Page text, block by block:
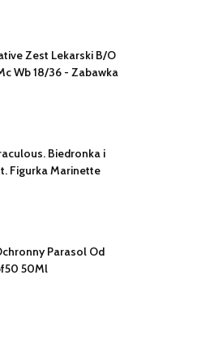
Zest Lekarski B/O
Wb 18/36 - Zabawka
Biedronka i
Figurka Marinette
Parasol Od
50Ml